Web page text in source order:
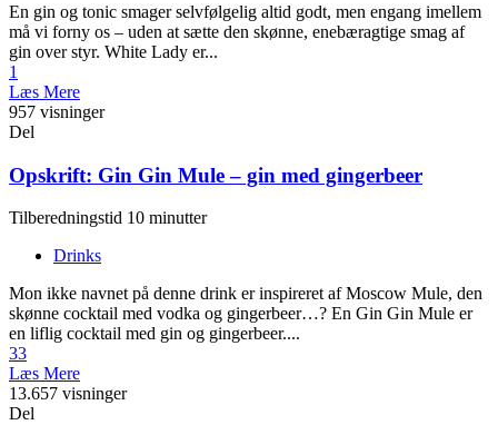
En gin og tonic smager selvfølgelig altid godt, men engang imellem
må vi forny os – uden at sætte den skønne, enebæragtige smag af
gin over styr. White Lady er...
1
Læs Mere
957 visninger
Del
Opskrift: Gin Gin Mule – gin med gingerbeer
Tilberedningstid 10 minutter
Drinks
Mon ikke navnet på denne drink er inspireret af Moscow Mule, den
skønne cocktail med vodka og gingerbeer…? En Gin Gin Mule er
en liflig cocktail med gin og gingerbeer....
33
Læs Mere
13.657 visninger
Del